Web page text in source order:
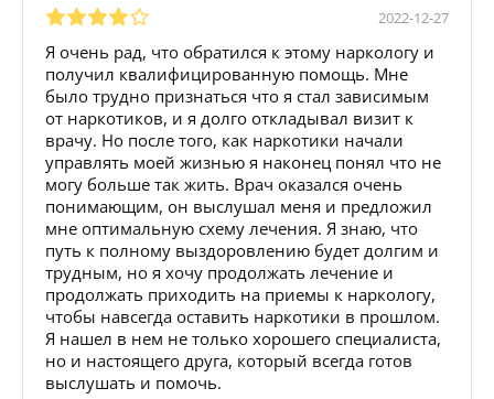
2022-12-27
Я очень рад, что обратился к этому наркологу и
получил квалифицированную помощь. Мне
было трудно признаться что я стал зависимым
от наркотиков, и я долго откладывал визит к
врачу. Но после того, как наркотики начали
управлять моей жизнью я наконец понял что не
могу больше так жить. Врач оказался очень
понимающим, он выслушал меня и предложил
мне оптимальную схему лечения. Я знаю, что
путь к полному выздоровлению будет долгим и
трудным, но я хочу продолжать лечение и
продолжать приходить на приемы к наркологу,
чтобы навсегда оставить наркотики в прошлом.
Я нашел в нем не только хорошего специалиста,
но и настоящего друга, который всегда готов
выслушать и помочь.